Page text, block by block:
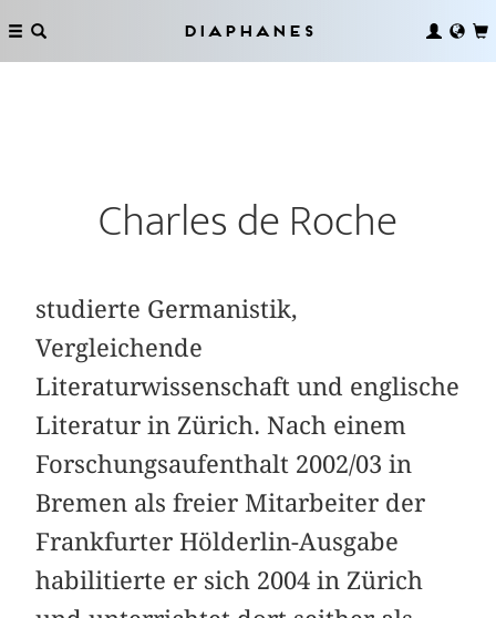
Diaphanes
Charles de Roche
studierte Germanistik,
Vergleichende
Literaturwissenschaft und englische
Literatur in Zürich. Nach einem
Forschungsaufenthalt 2002/03 in
Bremen als freier Mitarbeiter der
Frankfurter Hölderlin-Ausgabe
habilitierte er sich 2004 in Zürich